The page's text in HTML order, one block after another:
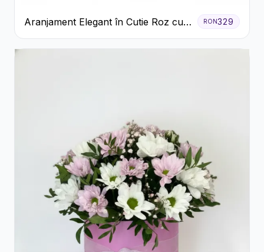
Aranjament Elegant în Cutie Roz cu
Trandafiri și Gerbera
RON329